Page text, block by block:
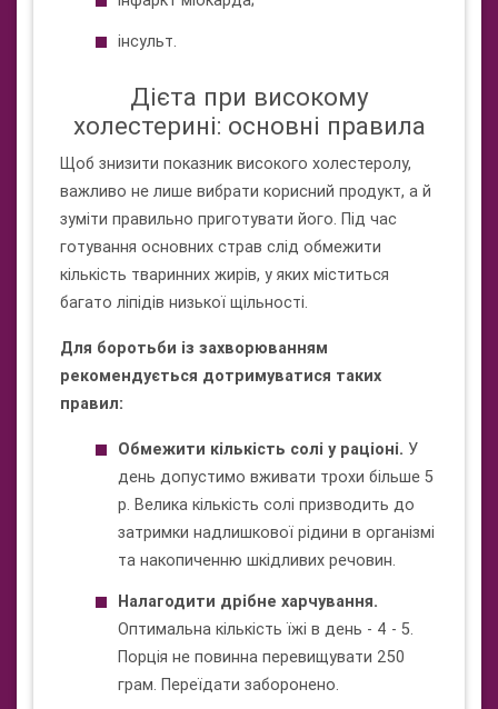
інсульт.
Дієта при високому
холестерині: основні правила
Щоб знизити показник високого холестеролу,
важливо не лише вибрати корисний продукт, а й
зуміти правильно приготувати його. Під час
готування основних страв слід обмежити
кількість тваринних жирів, у яких міститься
багато ліпідів низької щільності.
Для боротьби із захворюванням
рекомендується дотримуватися таких
правил:
Обмежити кількість солі у раціоні. У
день допустимо вживати трохи більше 5
р. Велика кількість солі призводить до
затримки надлишкової рідини в організмі
та накопиченню шкідливих речовин.
Налагодити дрібне харчування.
Оптимальна кількість їжі в день - 4 - 5.
Порція не повинна перевищувати 250
грам. Переїдати заборонено.